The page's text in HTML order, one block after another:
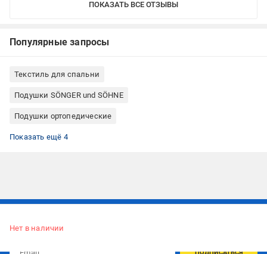
ПОКАЗАТЬ ВСЕ ОТЗЫВЫ
Популярные запросы
Текстиль для спальни
Подушки SÖNGER und SÖHNE
Подушки ортопедические
Подушки синтетические
Классическая подушка
Ортопедические подушки Songer und Sohne
Прямоугольные подушки
Показать ещё 4
Нет в наличии
ПОДПИСАТЬСЯ